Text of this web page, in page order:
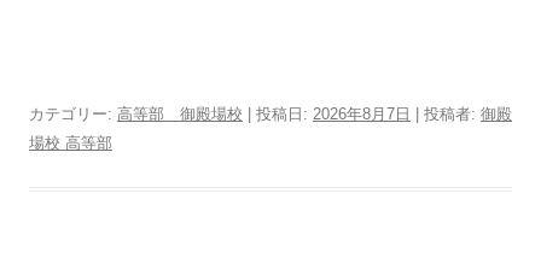
カテゴリー: 高等部 御殿場校 | 投稿日: 2026年8月7日 投稿者: 御殿
場校 高等部